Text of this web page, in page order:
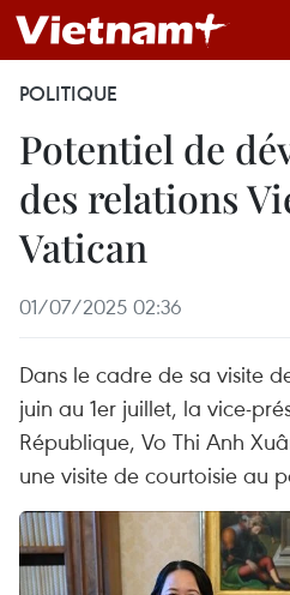
POLITIQUE
Potentiel de
des relations
Vatican
01/07/2025 02:36
Dans le cadre de sa visite
juin au 1er juillet, la vice-
République, Vo Thi Anh
une visite de courtoisie au